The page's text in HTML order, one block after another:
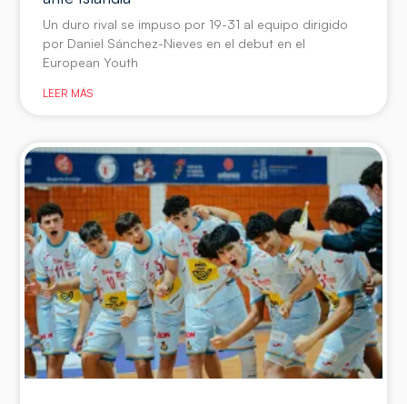
Un duro rival se impuso por 19-31 al equipo dirigido
por Daniel Sánchez-Nieves en el debut en el
European Youth
LEER MÁS